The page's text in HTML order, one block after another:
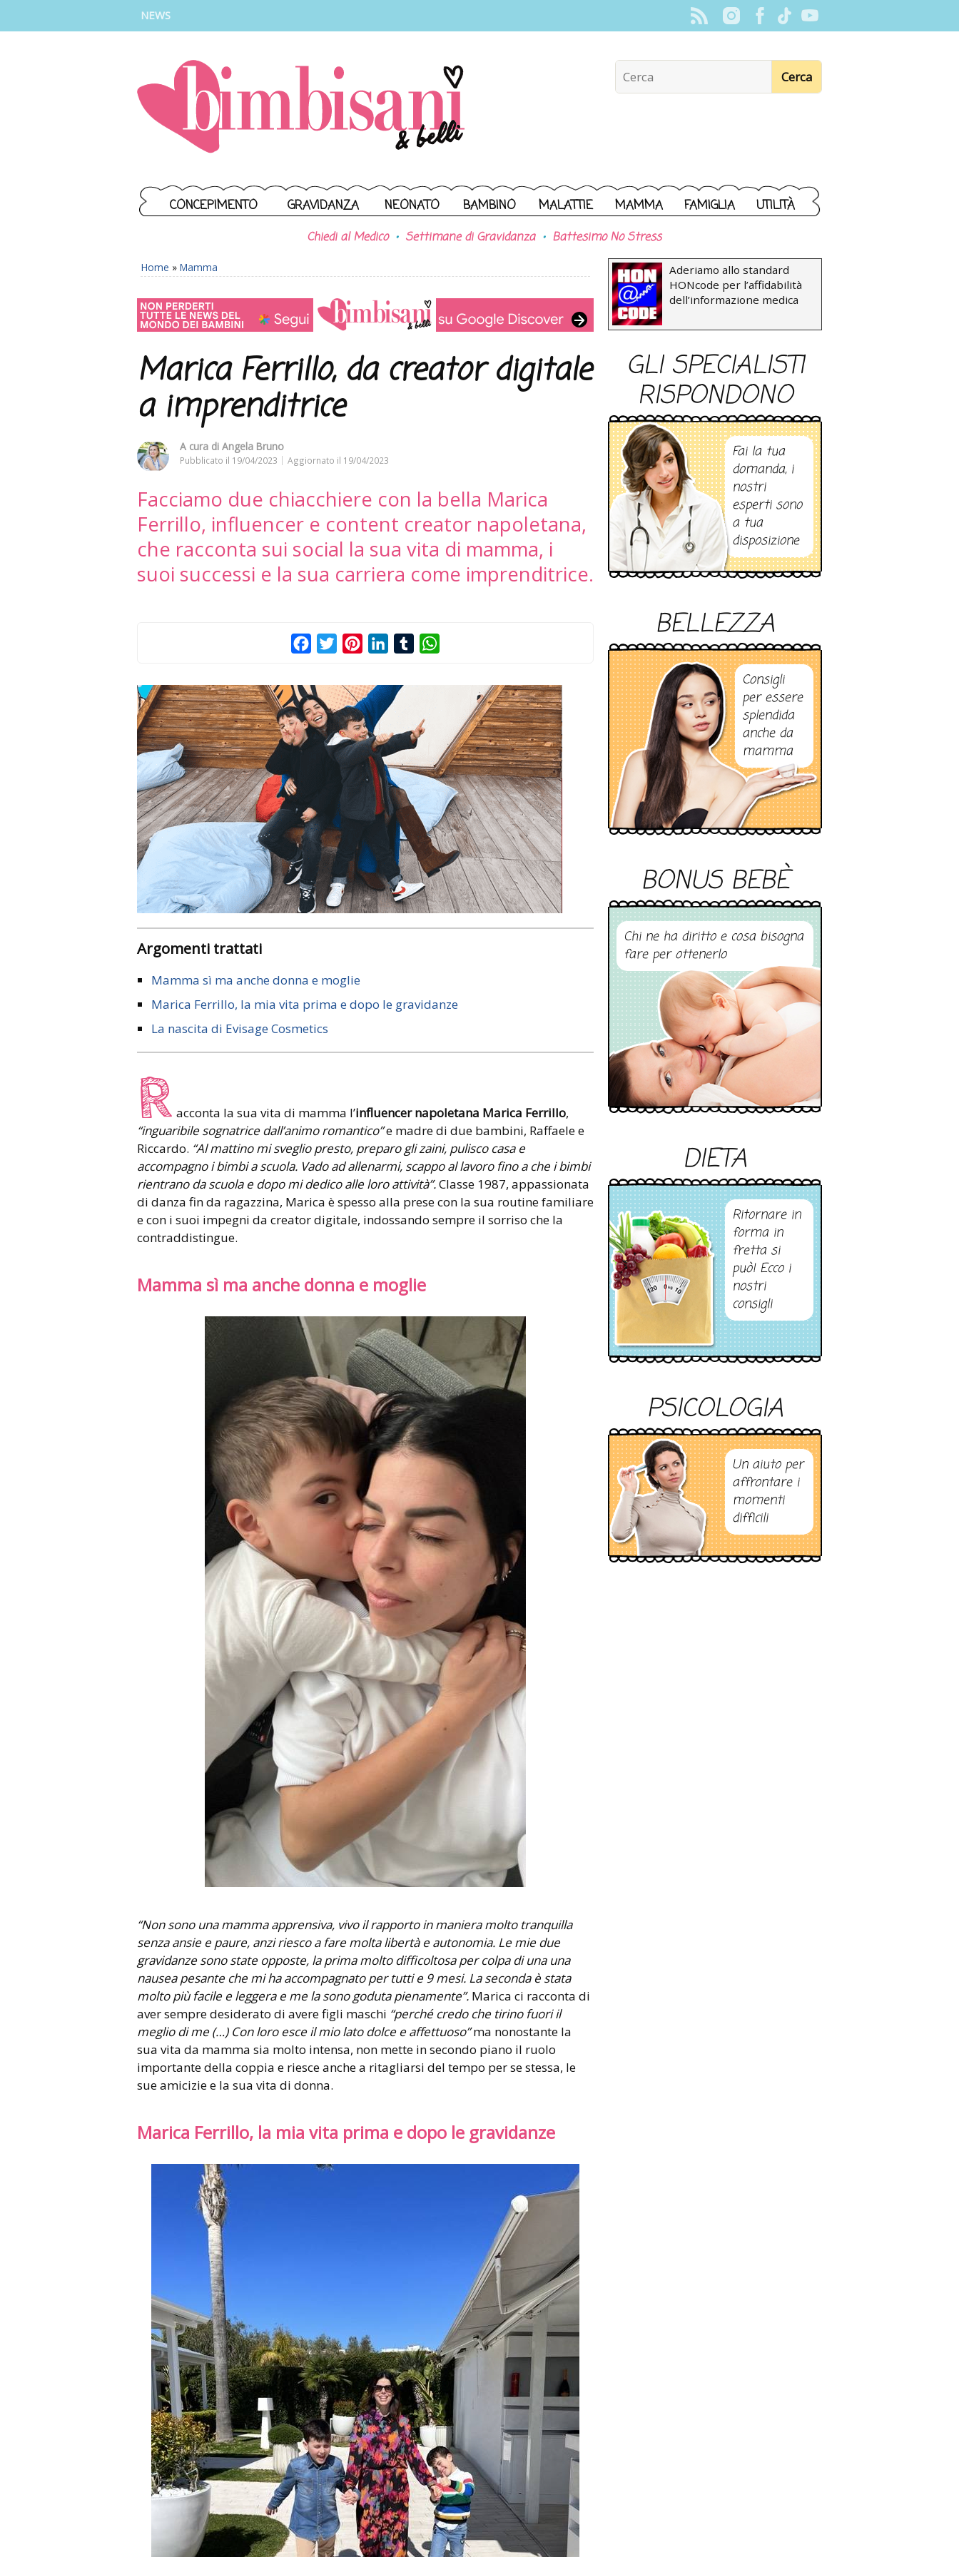
NEWS
CONCEPIMENTO GRAVIDANZA NEONATO BAMBINO MALATTIE MAMMA FAMIGLIA UTILITÀ
Chiedi al Medico Settimane di Gravidanza Battesimo No Stress
Home » Mamma
Marica Ferrillo, da creator digitale
a imprenditrice
A cura di Angela Bruno
Pubblicato il 19/04/2023 Aggiornato il 19/04/2023
Facciamo due chiacchiere con la bella Marica
Ferrillo, influencer e content creator napoletana,
che racconta sui social la sua vita di mamma, i
suoi successi e la sua carriera come imprenditrice.
FacebookTwitterPinterestLinkedInTumblr
Argomenti trattati
Mamma sì ma anche donna e moglie
Marica Ferrillo, la mia vita prima e dopo le gravidanze
La nascita di Evisage Cosmetics
R acconta la sua vita di mamma l’influencer napoletana Marica Ferrillo,
“inguaribile sognatrice dall’animo romantico”e madre di due bambini, Raffaele e
Riccardo. “Al mattino mi sveglio presto, preparo gli zaini, pulisco casa e
accompagno i bimbi a scuola. Vado ad allenarmi, scappo al lavoro fino a che i bimbi
rientrano da scuola e dopo mi dedico alle loro attività”.Classe 1987, appassionata
di danza fin da ragazzina, Marica è spesso alla prese con la sua routine familiare
e con i suoi impegni da creator digitale, indossando sempre il sorriso che la
contraddistingue.
Mamma sì ma anche donna e moglie
“Non sono una mamma apprensiva, vivo il rapporto in maniera molto tranquilla
senza ansie e paure, anzi riesco a fare molta libertà e autonomia. Le mie due
gravidanze sono state opposte, la prima molto difficoltosa per colpa di una una
nausea pesante che mi ha accompagnato per tutti e 9 mesi. La seconda è stata
molto più facile e leggera e me la sono goduta pienamente”. Marica ci racconta di
aver sempre desiderato di avere figli maschi “perché credo che tirino fuori il
meglio di me (…) Con loro esce il mio lato dolce e affettuoso”ma nonostante la
sua vita da mamma sia molto intensa, non mette in secondo piano il ruolo
importante della coppia e riesce anche a ritagliarsi del tempo per se stessa, le
sue amicizie e la sua vita di donna.
Marica Ferrillo, la mia vita prima e dopo le gravidanze
Aderiamo allo standard
HONcode per l’affidabilità
dell’informazione medica
GLI SPECIALISTI
RISPONDONO
Fai la tua
domanda, i
nostri
esperti sono
a tua
disposizione
BELLEZZA
Consigli
per essere
splendida
anche da
mamma
BONUS BEBÈ
Chi ne ha diritto e cosa bisogna
fare per ottenerlo
DIETA
Ritornare in
forma in
fretta si
può! Ecco i
nostri
consigli
PSICOLOGIA
Un aiuto per
affrontare i
momenti
difficili